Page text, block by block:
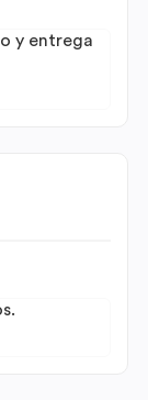
y entrega